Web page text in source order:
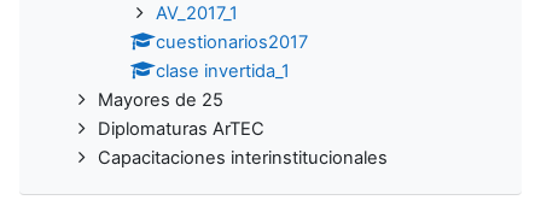
AV_2017_1
cuestionarios2017
clase invertida_1
Mayores de 25
Diplomaturas ArTEC
Capacitaciones interinstitucionales